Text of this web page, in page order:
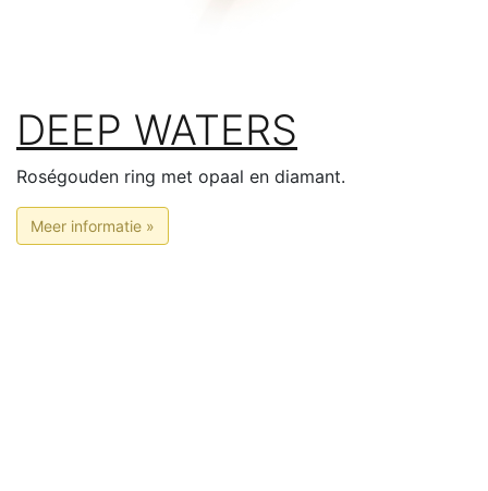
DEEP WATERS
Roségouden ring met opaal en diamant.
Meer informatie »